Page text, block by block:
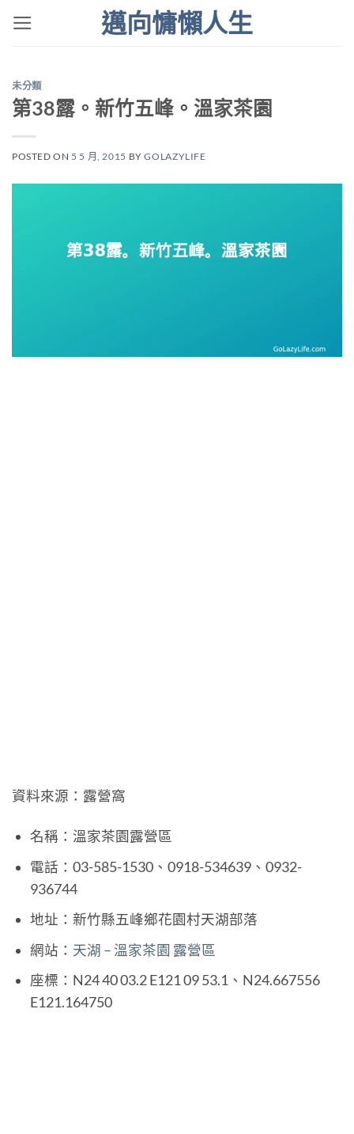
邁向慵懶人生
未分類
第38露。新竹五峰。溫家茶園
POSTED ON 5 5 月, 2015 BYGOLAZYLIFE
資料來源：露營窩
名稱：溫家茶園露營區
電話：03-585-1530、0918-534639、0932-
936744
地址：新竹縣五峰鄉花園村天湖部落
網站： 天湖 – 溫家茶園 露營區
座標：N24 40 03.2 E121 09 53.1、N24.667556
E121.164750